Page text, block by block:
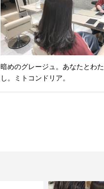
暗めのグレージュ。あなたとわた
し。ミトコンドリア。